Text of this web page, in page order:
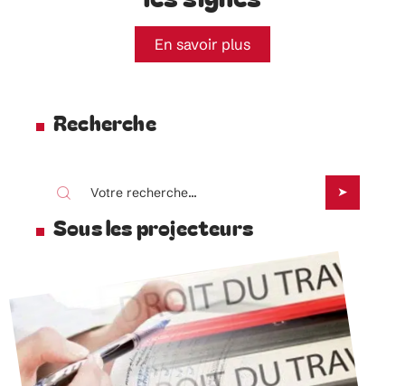
En savoir plus
Recherche
Sous les projecteurs